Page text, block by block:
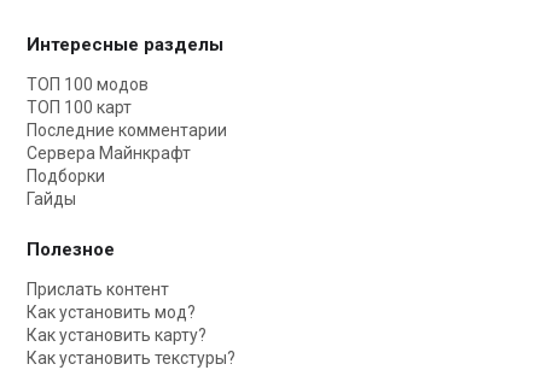
Интересные разделы
ТОП 100 модов
ТОП 100 карт
Последние комментарии
Сервера Майнкрафт
Подборки
Гайды
Полезное
Прислать контент
Как установить мод?
Как установить карту?
Как установить текстуры?